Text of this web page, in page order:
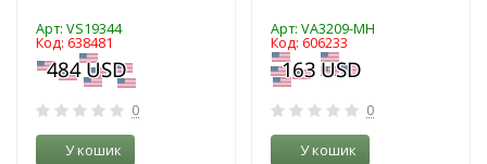
Арт: VS19344
Код: 638481
0
У кошик
Арт: VA3209-MH
Код: 606233
0
У кошик